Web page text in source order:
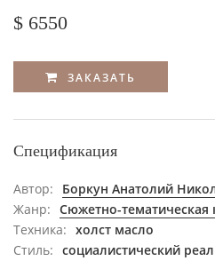
$ 6550
ЗАКАЗАТЬ
Спецификация
Автор:
Боркун Анатолий
Жанр: Сюжетно-тематическая
Техника: холст масло
Стиль: социалистический